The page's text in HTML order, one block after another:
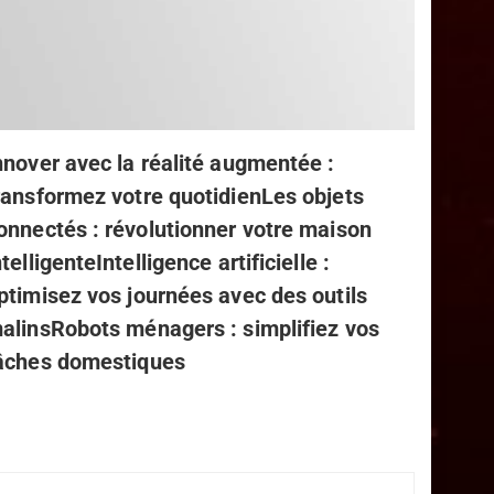
avec la réalité augmentée :
votre quotidienLes objets
: révolutionner votre maison
artificielle :
vos journées avec des outils
ménagers : simplifiez vos
domestiques